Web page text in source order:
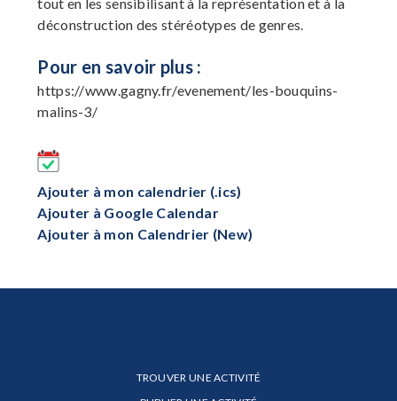
déconstruction des stéréotypes de genres.
Pour en savoir plus :
https://www.gagny.fr/evenement/les-bouquins-
malins-3/
Ajouter à mon calendrier (.ics)
Ajouter à Google Calendar
Ajouter à mon Calendrier (New)
TROUVER UNE ACTIVITÉ